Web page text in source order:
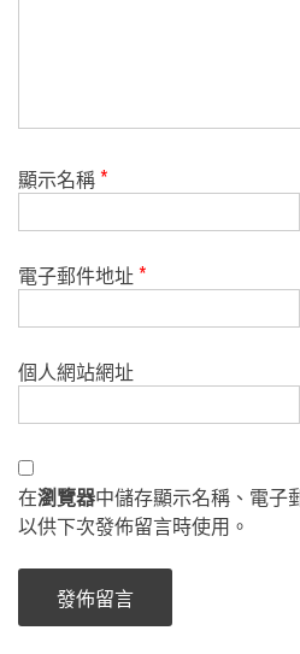
顯示名稱*
電子郵件地址*
個人網站網址
在瀏覽器中儲存顯示名稱、電子
以供下次發佈留言時使用。